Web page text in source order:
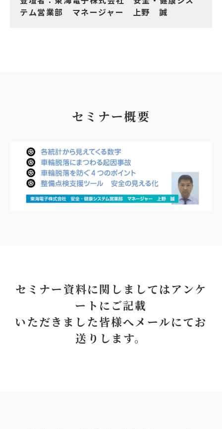
テム営業部 マネージャー 上野 誠
セミナー概要
セミナー資料に関しましてはアンケ
ートにご記載
いただきました皆様へメールにてお
送りします。